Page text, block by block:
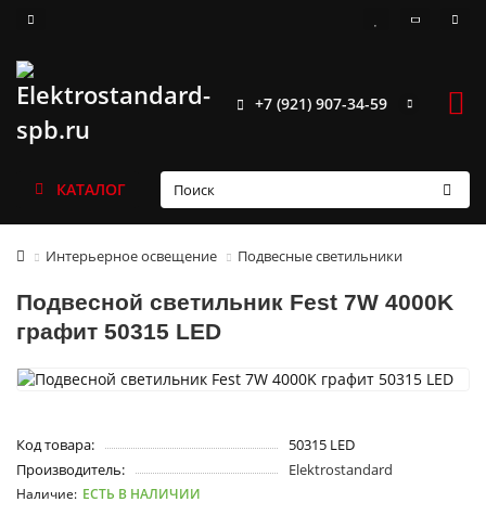
+7 (921) 907-34-59
КАТАЛОГ
Интерьерное освещение Подвесные светильники
Подвесной светильник Fest 7W 4000K
графит 50315 LED
Код товара:
50315 LED
Производитель:
Elektrostandard
ЕСТЬ В НАЛИЧИИ